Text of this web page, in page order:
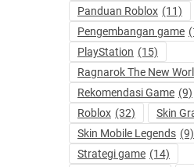
Panduan Roblox (11)
Pengembangan game
PlayStation (15)
Ragnarok The New
Rekomendasi Game (9)
Roblox (32) Skin
Skin Mobile Legends (9)
Strategi game (14)